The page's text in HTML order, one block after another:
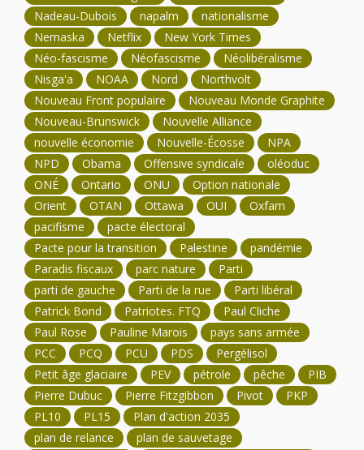
Nadeau-Dubois
napalm
nationalisme
Nemaska
Netflix
New York Times
Néo-fascisme
Néofascisme
Néolibéralisme
Nisga'a
NOAA Nord
Northvolt
Nouveau Front populaire
Nouveau Monde Graphite
Nouveau-Brunswick
Nouvelle Alliance
nouvelle économie
Nouvelle-Écosse
NPA
NPD
Obama Offensive syndicale
oléoduc
ONÉ
Ontario ONU
Option nationale
Orient
OTAN Ottawa OUI
Oxfam
pacifisme
pacte électoral
Pacte pour la transition
Palestine
pandémie
Paradis fiscaux
parc nature
Parti
parti de gauche
Parti de la rue
Parti libéral
Patrick Bond
Patriotes. FTQ
Paul Cliche
Paul Rose
Pauline Marois
pays sans armée
PCC
PCQ PCU PDS
Pergélisol
Petit âge glaciaire
PEV pétrole pêche
PIB
Pierre Dubuc
Pierre Fitzgibbon Pivot
PKP
PL10
PL15
Plan d'action 2035
plan de relance
plan de sauvetage